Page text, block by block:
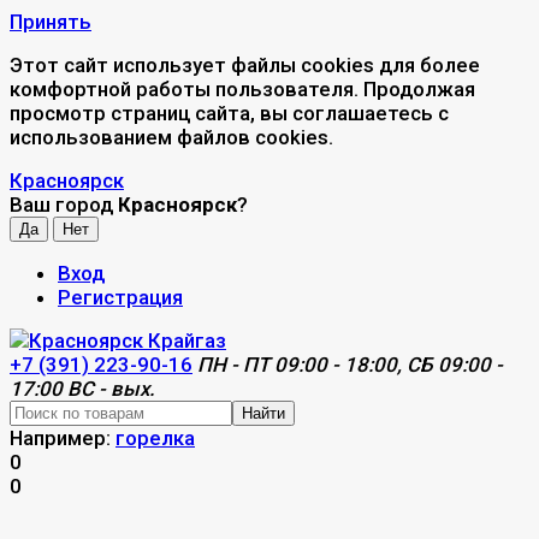
Принять
Этот сайт использует файлы cookies для более
комфортной работы пользователя. Продолжая
просмотр страниц сайта, вы соглашаетесь с
использованием файлов cookies.
Красноярск
Ваш город Красноярск?
Вход
Регистрация
+7 (391) 223-90-16 ПН - ПТ 09:00 - 18:00, СБ 09:00 -
17:00 ВС - вых.
Найти
Например: горелка
0
0